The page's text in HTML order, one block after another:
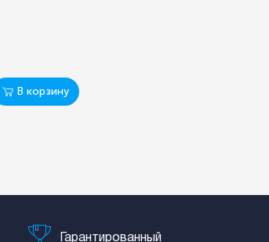
В корзину
Гарантированный